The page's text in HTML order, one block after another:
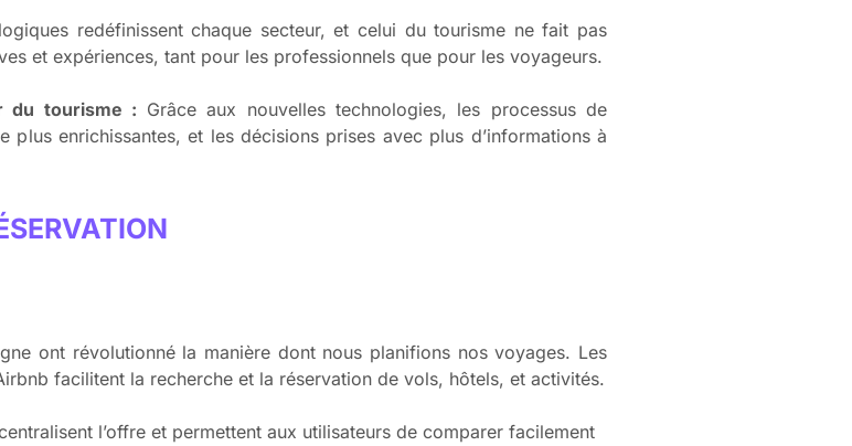
redéfinissent chaque secteur, et celui du tourisme ne fait pas
et expériences, tant pour les professionnels que pour les voyageurs.
du tourisme : Grâce aux nouvelles technologies, les processus de
enrichissantes, et les décisions prises avec plus d’informations à
ont révolutionné la manière dont nous planifions nos voyages. Les
facilitent la recherche et la réservation de vols, hôtels, et activités.
l’offre et permettent aux utilisateurs de comparer facilement